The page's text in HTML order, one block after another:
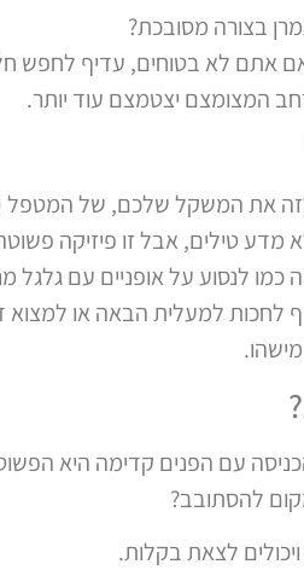
בצורה מסובכת?
אתם לא בטוחים, עדיף לחפש
המצומצם יצטמצם עוד יותר.
את המשקל שלכם, של המטפל
טילים, אבל זו פיזיקה
לנסוע על אופניים עם גלגל
לחכות למעלית הבאה או
עם הפנים קדימה היא
להסתובב?
לצאת בקלות.